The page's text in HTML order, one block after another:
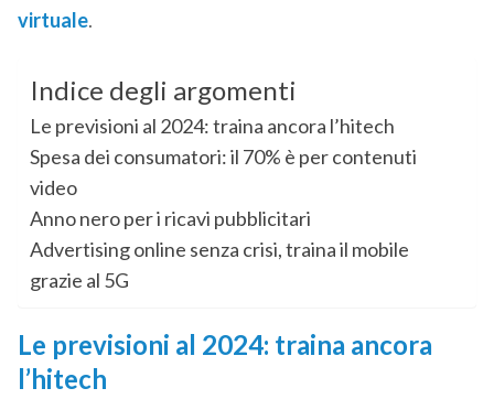
virtuale.
Indice degli argomenti
Le previsioni al 2024: traina ancora l’hitech
Spesa dei consumatori: il 70% è per contenuti
video
Anno nero per i ricavi pubblicitari
Advertising online senza crisi, traina il mobile
grazie al 5G
Le previsioni al 2024: traina ancora
l’hitech